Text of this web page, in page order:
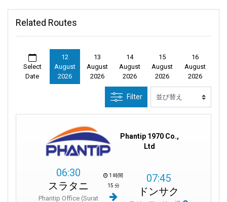
Related Routes
Select
Date
12
August
2026
13
August
2026
14
August
2026
15
August
2026
16
August
2026
Filter
Phantip 1970 Co.,
Ltd
06:30
スラタニ
Phantip Office (Surat
1 時間
15 分
07:45
ドンサク